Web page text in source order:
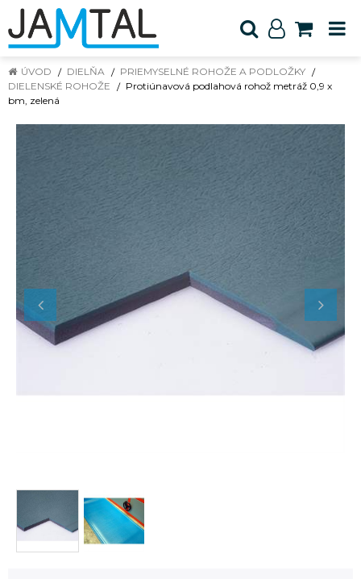
ÚVOD DIELŇA
PRIEMYSELNÉ ROHOŽE A PODLOŽKY
DIELENSKÉ ROHOŽE
Protiúnavová podlahová rohož metráž 0,9 x
bm, zelená